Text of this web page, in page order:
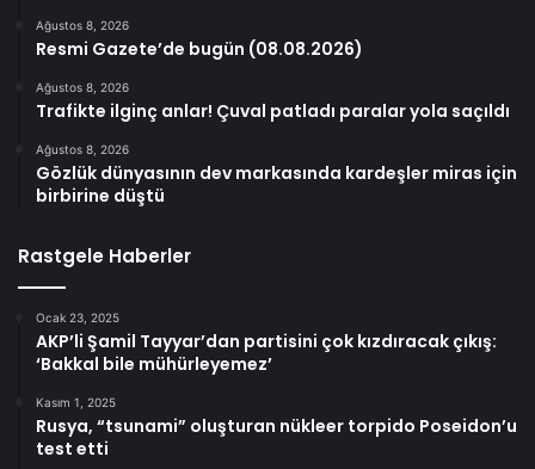
Ağustos 8, 2026
Resmi Gazete’de bugün (08.08.2026)
Ağustos 8, 2026
Trafikte ilginç anlar! Çuval patladı paralar yola saçıldı
Ağustos 8, 2026
Gözlük dünyasının dev markasında kardeşler miras için
birbirine düştü
Rastgele Haberler
Ocak 23, 2025
AKP’li Şamil Tayyar’dan partisini çok kızdıracak çıkış:
‘Bakkal bile mühürleyemez’
Kasım 1, 2025
Rusya, “tsunami” oluşturan nükleer torpido Poseidon’u
test etti